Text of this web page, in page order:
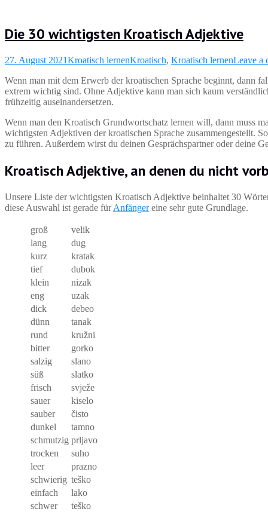
Die 30 wichtigsten Kroatisch Adjektive
27. August 2021Kroatisch lernenKroatisch, Kroatisch lernenLeave a
Wenn man mit dem Erwerb der kroatischen Sprache beginnt, dann
extrem wichtig sind. Ohne Adjektive kann man sich kaum
frühzeitig auseinandersetzen.
Wenn man den Kroatisch Grundwortschatz lernen will, dann muss
wichtigsten Adjektiven der kroatischen Sprache zusammengestellt.
zu führen. Außerdem wirst du deinen Gesprächspartner oder deine
Kroatisch Adjektive, an denen du nicht
Unsere Liste der wichtigsten Kroatisch Adjektive beinhaltet 30
diese Auswahl ist gerade fürAnfängereine sehr gute Grundlage.
groß
velik
lang
dug
kurz
kratak
tief
dubok
klein
nizak
eng
uzak
dick
debeo
dünn
tanak
rund
kružni
bitter
gorko
salzig
slano
süß
slatko
frisch
svježe
sauer
kiselo
sauber
čisto
dunkel
tamno
schmutzig prljavo
trocken
suho
leer
prazno
schwierig teško
einfach
lako
schwer
teško